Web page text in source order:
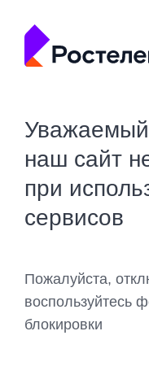
Уважаемый
наш сайт
при
сервисов
Пожалуйста,
воспользуйтесь
блокировки